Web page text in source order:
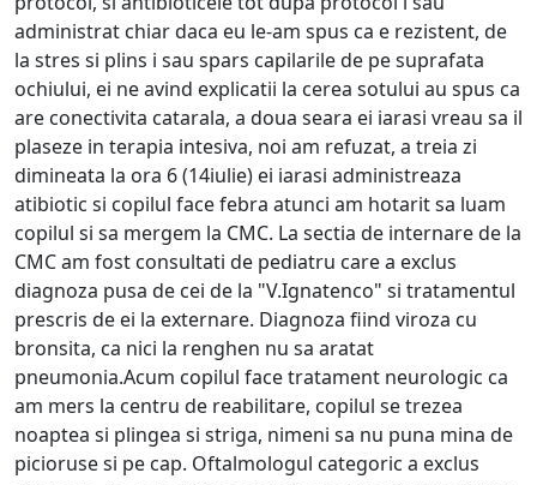
administrat chiar daca eu le-am spus ca e rezistent, de
la stres si plins i sau spars capilarile de pe suprafata
ochiului, ei ne avind explicatii la cerea sotului au spus ca
are conectivita catarala, a doua seara ei iarasi vreau sa il
plaseze in terapia intesiva, noi am refuzat, a treia zi
dimineata la ora 6 (14iulie) ei iarasi administreaza
atibiotic si copilul face febra atunci am hotarit sa luam
copilul si sa mergem la CMC. La sectia de internare de la
CMC am fost consultati de pediatru care a exclus
diagnoza pusa de cei de la "V.Ignatenco" si tratamentul
prescris de ei la externare. Diagnoza fiind viroza cu
bronsita, ca nici la renghen nu sa aratat
pneumonia.Acum copilul face tratament neurologic ca
am mers la centru de reabilitare, copilul se trezea
noaptea si plingea si striga, nimeni sa nu puna mina de
picioruse si pe cap. Oftalmologul categoric a exclus